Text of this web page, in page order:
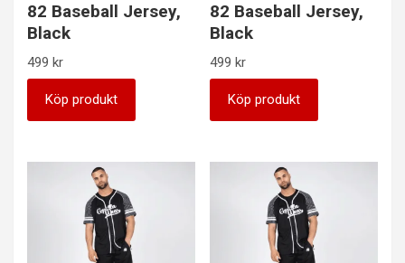
82 Baseball Jersey,
Black
499 kr
Köp produkt
82 Baseball Jersey,
Black
499 kr
Köp produkt